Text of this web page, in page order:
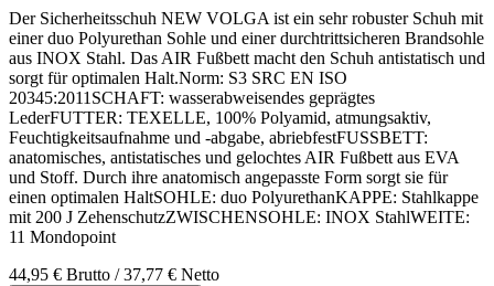
Der Sicherheitsschuh NEW VOLGA ist ein sehr robuster Schuh mit
einer duo Polyurethan Sohle und einer durchtrittsicheren Brandsohle
aus INOX Stahl. Das AIR Fußbett macht den Schuh antistatisch und
sorgt für optimalen Halt.Norm: S3 SRC EN ISO
20345:2011SCHAFT: wasserabweisendes geprägtes
LederFUTTER: TEXELLE, 100% Polyamid, atmungsaktiv,
Feuchtigkeitsaufnahme und -abgabe, abriebfestFUSSBETT:
anatomisches, antistatisches und gelochtes AIR Fußbett aus EVA
und Stoff. Durch ihre anatomisch angepasste Form sorgt sie für
einen optimalen HaltSOHLE: duo PolyurethanKAPPE: Stahlkappe
mit 200 J ZehenschutzZWISCHENSOHLE: INOX StahlWEITE:
11 Mondopoint
44,95 € Brutto / 37,77 € Netto